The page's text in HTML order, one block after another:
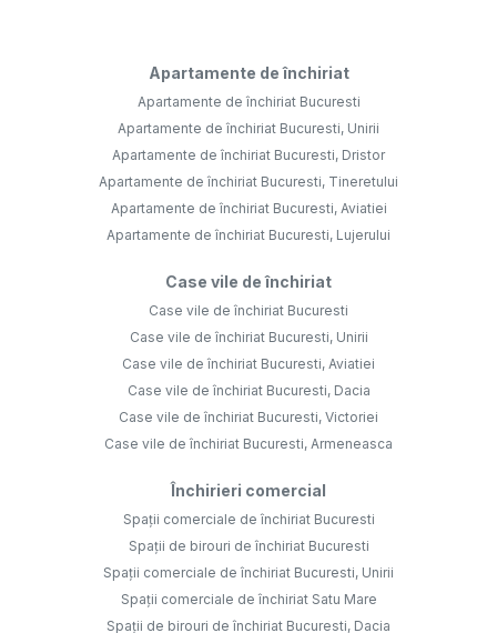
Apartamente de închiriat
Apartamente de închiriat Bucuresti
Apartamente de închiriat Bucuresti, Unirii
Apartamente de închiriat Bucuresti, Dristor
Apartamente de închiriat Bucuresti, Tineretului
Apartamente de închiriat Bucuresti, Aviatiei
Apartamente de închiriat Bucuresti, Lujerului
Case vile de închiriat
Case vile de închiriat Bucuresti
Case vile de închiriat Bucuresti, Unirii
Case vile de închiriat Bucuresti, Aviatiei
Case vile de închiriat Bucuresti, Dacia
Case vile de închiriat Bucuresti, Victoriei
Case vile de închiriat Bucuresti, Armeneasca
Închirieri comercial
Spații comerciale de închiriat Bucuresti
Spații de birouri de închiriat Bucuresti
Spații comerciale de închiriat Bucuresti, Unirii
Spații comerciale de închiriat Satu Mare
Spații de birouri de închiriat Bucuresti, Dacia